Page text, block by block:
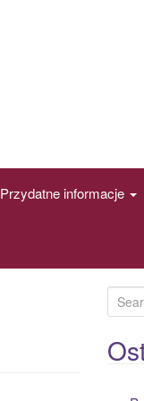
Przydatne informacje
e
a
r